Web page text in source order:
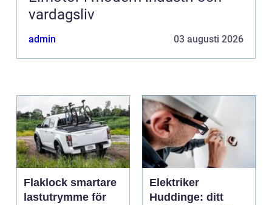
vardagsliv
admin 03 augusti 2026
Flaklock smartare
lastutrymme för
Elektriker
Huddinge: ditt